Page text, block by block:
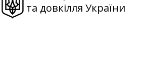
та довкілля України